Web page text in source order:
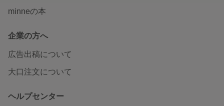
minneの本
企業の方へ
広告出稿について
大口注文について
ヘルプセンター